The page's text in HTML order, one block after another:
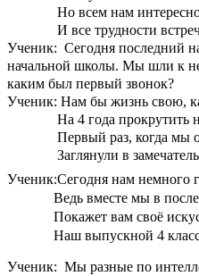
Но всем нам
И все трудности
Ученик: Сегодня последний
начальной школы. Мы шли к
каким был первый звонок?
Ученик: Нам бы жизнь свою,
На 4 года прокрутить
Первый раз, когда мы
Заглянули в
Ученик:Сегодня нам немного
Ведь вместе мы в
Покажет вам своё
Наш выпускной 4
Ученик: Мы разные по